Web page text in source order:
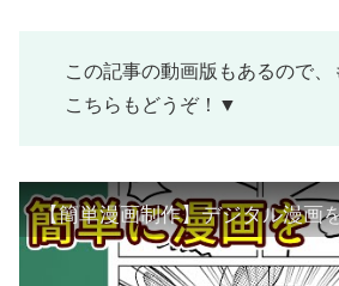
この記事の動画版もあるので、
こちらもどうぞ！▼